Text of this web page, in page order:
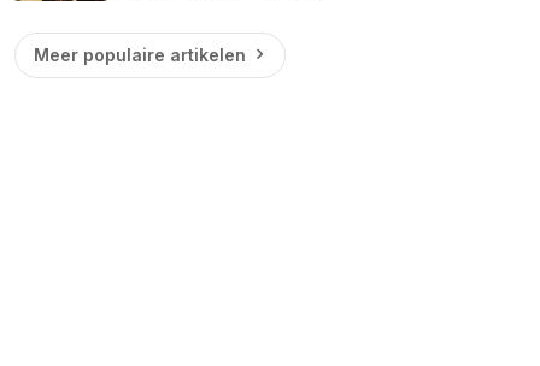
Meer populaire artikelen